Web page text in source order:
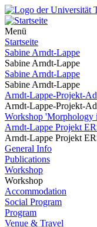
Menü
Startseite
Sabine Arndt-Lappe
Sabine Arndt-Lappe
Sabine Arndt-Lappe
Sabine Arndt-Lappe
Arndt-Lappe-Projekt-
Arndt-Lappe-Projekt-
Workshop 'Morphology
Arndt-Lappe Projekt
Arndt-Lappe Projekt
General Info
Publications
Workshop
Workshop
Accommodation
Social Program
Program
Venue & Travel